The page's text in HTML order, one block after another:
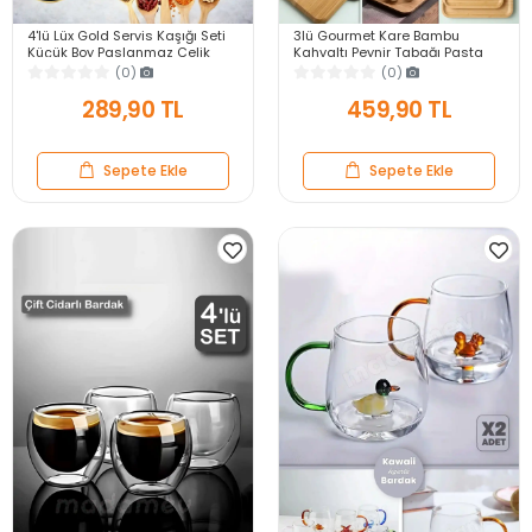
4'lü Lüx Gold Servis Kaşığı Seti
Küçük Boy Paslanmaz Çelik
Kaşık Salata Yemek Mutfak
(0)
289,90 TL
Sepete Ekle
3lü Gourmet Kare Bambu
Kahvaltı Peynir Tabağı Pasta
Servis Sunum Tepsi İkramlık
Bambu Tabak Seti
(0)
459,90 TL
Sepete Ekle